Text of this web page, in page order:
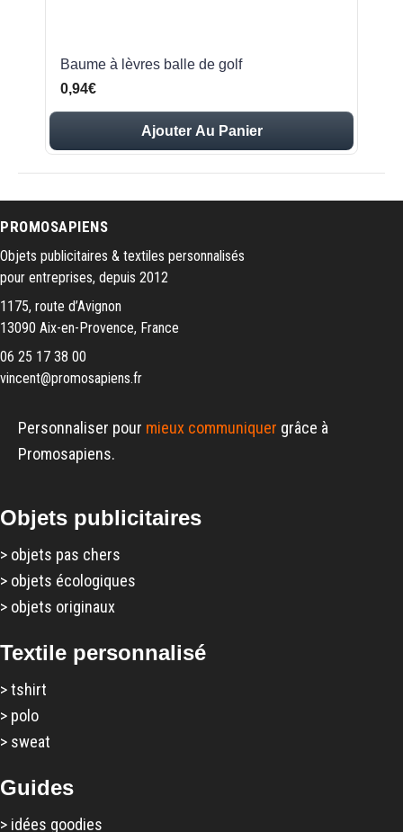
Baume à lèvres balle de golf
0,94€
Ajouter Au Panier
PROMOSAPIENS
Objets publicitaires & textiles personnalisés
pour entreprises, depuis 2012
1175, route d’Avignon
13090 Aix-en-Provence, France
06 25 17 38 00
vincent@promosapiens.fr
Personnaliser pour mieux communiquer grâce à
Promosapiens.
Objets publicitaires
> objets pas chers
> objets écologiques
> objets originaux
Textile personnalisé
>tshirt
> polo
> sweat
Guides
> idées goodies